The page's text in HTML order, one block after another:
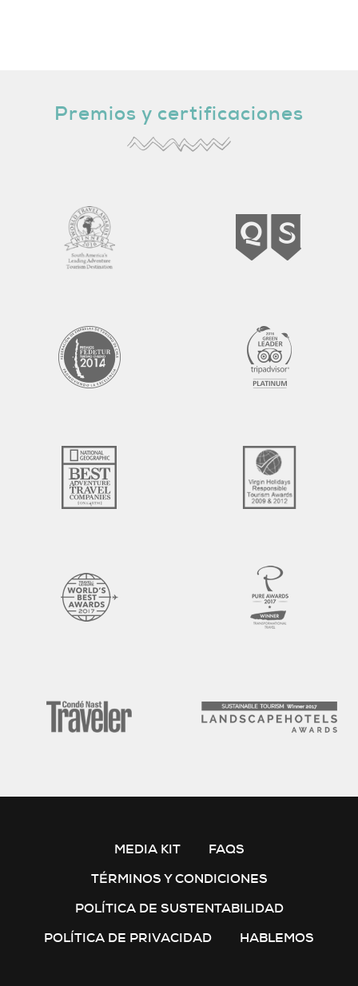
Premios y certificaciones
MEDIA KIT
FAQS
TÉRMINOS Y CONDICIONES
POLÍTICA DE SUSTENTABILIDAD
POLÍTICA DE PRIVACIDAD
HABLEMOS